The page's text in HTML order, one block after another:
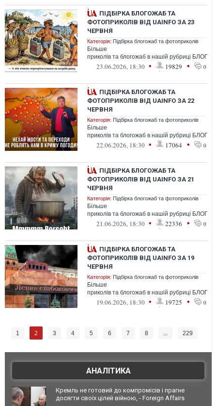
ПІДБІРКА БЛОГОЖАБ ТА
ФОТОПРИКОЛІВ ВІД UAINFO ЗА 23
ЧЕРВНЯ
Категорія: Підбірка блогожаб та фотоприколів
Більше
приколів та блогожаб в нашій рубриці
23.06.2026, 18:30 • 19829 • 0
ПІДБІРКА БЛОГОЖАБ ТА
ФОТОПРИКОЛІВ ВІД UAINFO ЗА 22
ЧЕРВНЯ
Категорія: Підбірка блогожаб та фотоприколів
Більше
приколів та блогожаб в нашій рубриці
22.06.2026, 18:30 • 17064 • 0
ПІДБІРКА БЛОГОЖАБ ТА
ФОТОПРИКОЛІВ ВІД UAINFO ЗА 21
ЧЕРВНЯ
Категорія: Підбірка блогожаб та фотоприколів
Більше
приколів та блогожаб в нашій рубриці
21.06.2026, 18:30 • 22336 • 0
ПІДБІРКА БЛОГОЖАБ ТА
ФОТОПРИКОЛІВ ВІД UAINFO ЗА 19
ЧЕРВНЯ
Категорія: Підбірка блогожаб та фотоприколів
Більше
приколів та блогожаб в нашій рубриці
19.06.2026, 18:30 • 19725 • 0
1 2 3 4 5 6 7 8 ... 229
АНАЛІТИКА
Кремль не готовий до компромісів і прагне
досягти своїх цілей війною, - Foreign Affairs